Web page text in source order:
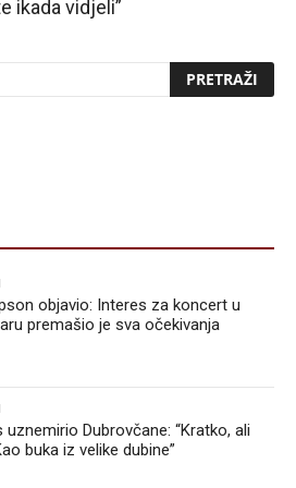
ikada vidjeli”
objavio: Interes za koncert u
premašio je sva očekivanja
uznemirio Dubrovčane: “Kratko, ali
buka iz velike dubine”